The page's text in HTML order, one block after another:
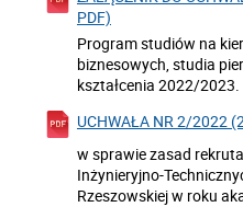
PDF)
Program studiów na
biznesowych, studia
kształcenia 2022/2023.
UCHWAŁA NR 2/2022
w sprawie zasad
Inżynieryjno-
Rzeszowskiej w roku